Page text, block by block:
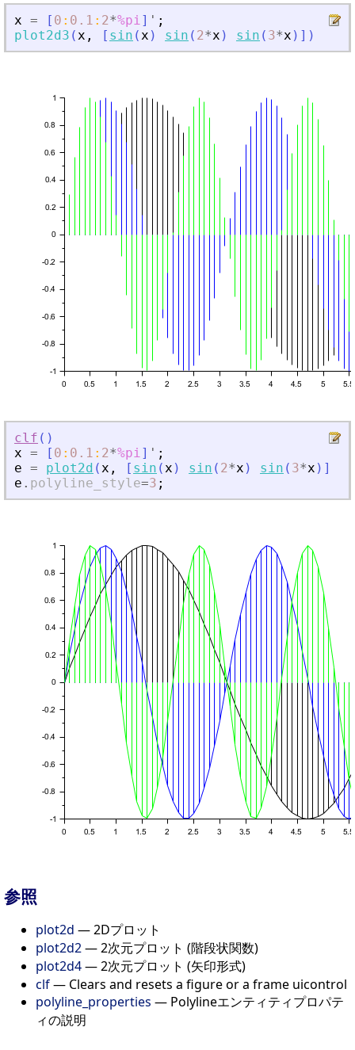
x = [ 0 : 0.1 : 2*%pi] ' ;
plot2d3 (x , [ sin (x ) sin ( 2*x ) sin ( 3*x ) ] )
clf ( )
x = [ 0 : 0.1 : 2*%pi] ' ;
e = plot2d (x , [ sin (x ) sin ( 2*x ) sin ( 3*x ) ]
e . polyline_style=3 ;
参照
plot2d — 2Dプロット
plot2d2— 2次元プロット (階段状関数)
plot2d4— 2次元プロット (矢印形式)
clf— Clears and resets a figure or a frame uicontrol
polyline_properties — Polylineエンティティプロパテ
ィの説明